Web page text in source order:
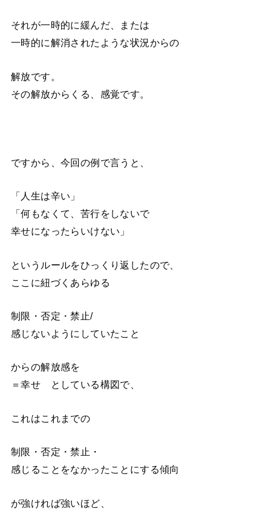
それが一時的に緩んだ、または
一時的に解消されたような状況からの
解放です。
その解放からくる、感覚です。
ですから、今回の例で言うと、
「人生は辛い」
「何もなくて、苦行をしないで
幸せになったらいけない」
というルールをひっくり返したので、
ここに紐づくあらゆる
制限・否定・禁止/
感じないようにしていたこと
からの解放感を
＝幸せ としている構図で、
これはこれまでの
制限・否定・禁止・
感じることをなかったことにする傾向
が強ければ強いほど、